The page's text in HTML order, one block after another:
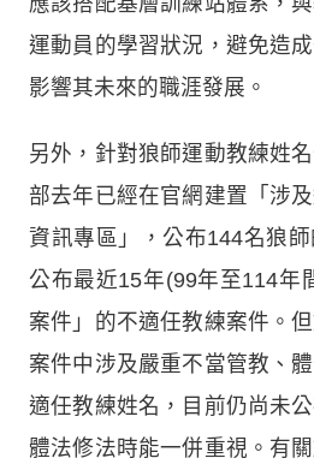
運動員的學習狀況，避免造
影響其未來的職涯發展。
另外，針對狼師運動教練姓
部去年已經在官網建置「涉
資訊專區」，公布144名狼
公布最近15年(99年至114年
案件」的不適任教練案件。
案件中涉及嚴重不當管教、
適任教練姓名，目前仍尚未
體法修法時能一併重視。有